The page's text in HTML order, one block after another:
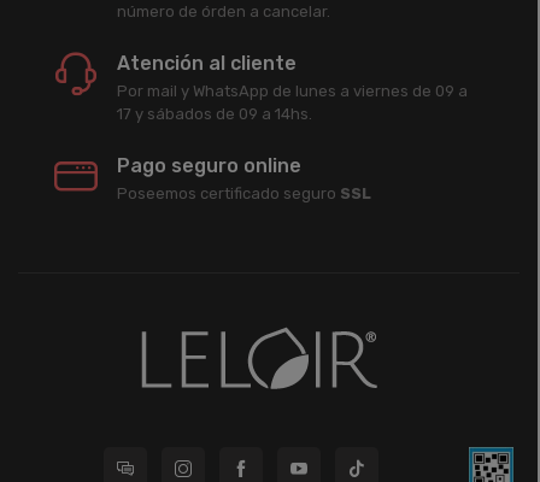
número de órden a cancelar.
Atención al cliente
Por mail y WhatsApp de lunes a viernes de 09 a
17 y sábados de 09 a 14hs.
Pago seguro online
Poseemos certificado seguro SSL